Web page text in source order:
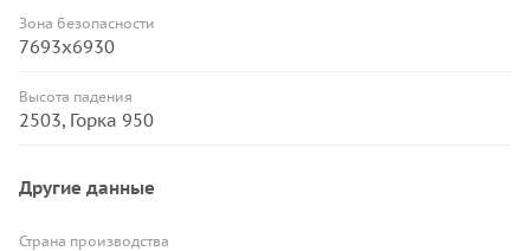
Зона безопасности
7693х6930
Высота падения
2503, Горка 950
Другие данные
Страна производства